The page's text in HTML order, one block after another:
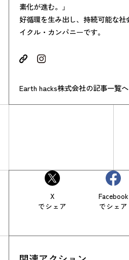
素化が進む。」
好循環を生み出し、持続可能な
イクル・カンパニーです。
Earth hacks株式会社の記事一覧
X
でシェア
Facebook
でシェア